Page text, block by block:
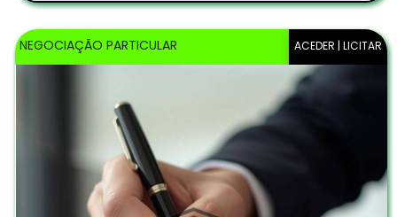
ACEDER | LICITAR
NEGOCIAÇÃO PARTICULAR